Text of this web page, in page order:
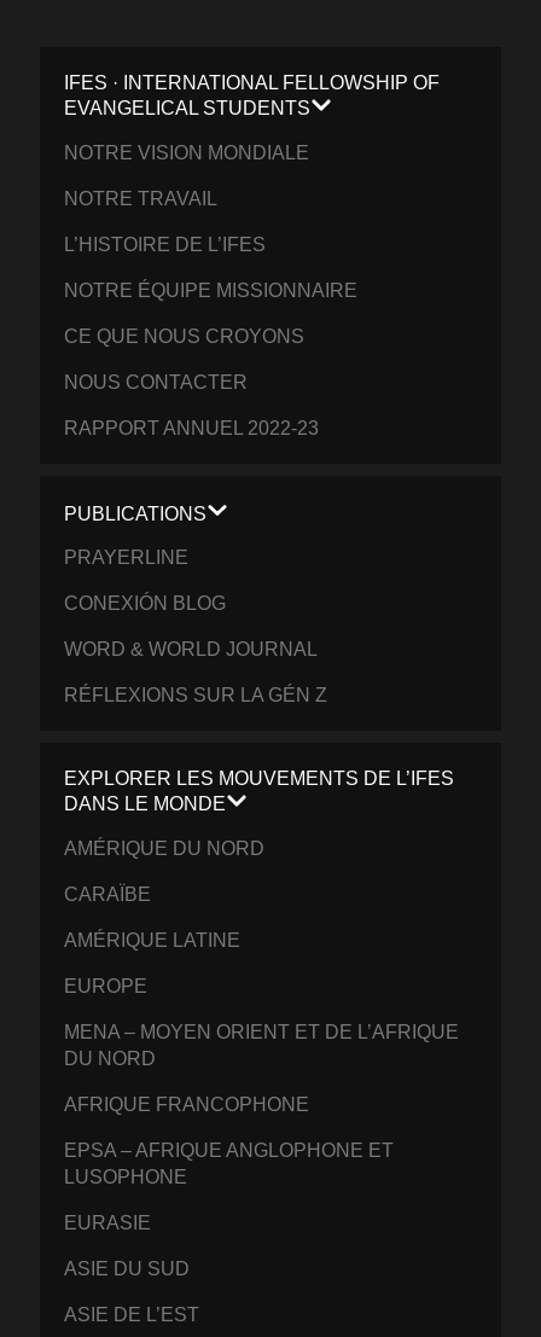
IFES · INTERNATIONAL FELLOWSHIP OF
EVANGELICAL STUDENTS
NOTRE VISION MONDIALE
NOTRE TRAVAIL
L’HISTOIRE DE L’IFES
NOTRE ÉQUIPE MISSIONNAIRE
CE QUE NOUS CROYONS
NOUS CONTACTER
RAPPORT ANNUEL 2022-23
PUBLICATIONS
PRAYERLINE
CONEXIÓN BLOG
WORD & WORLD JOURNAL
RÉFLEXIONS SUR LA GÉN Z
EXPLORER LES MOUVEMENTS DE L’IFES
DANS LE MONDE
AMÉRIQUE DU NORD
CARAÏBE
AMÉRIQUE LATINE
EUROPE
MENA – MOYEN ORIENT ET DE L’AFRIQUE
DU NORD
AFRIQUE FRANCOPHONE
EPSA – AFRIQUE ANGLOPHONE ET
LUSOPHONE
EURASIE
ASIE DU SUD
ASIE DE L’EST